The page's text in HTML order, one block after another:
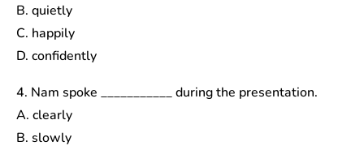
B. quietly
C. happily
D. confidently
4. Nam spoke ___________ during the presentation.
A. clearly
B. slowly